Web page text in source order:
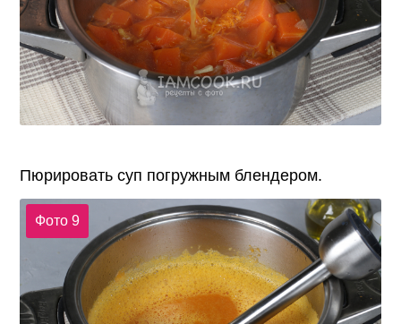
Пюрировать суп погружным блендером.
Фото 9